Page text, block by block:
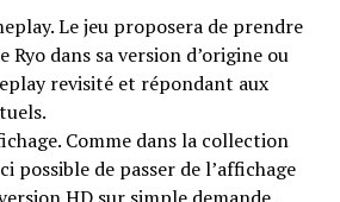
Le jeu proposera de prendre
Ryo dans sa version d’origine ou
revisité et répondant aux
Comme dans la collection
possible de passer de l’affichage